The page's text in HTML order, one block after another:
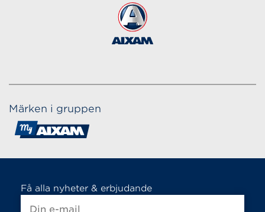
Märken i gruppen
Få alla nyheter & erbjudande